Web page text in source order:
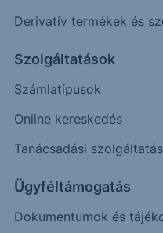
Derivatív termékek és
Szolgáltatások
Számlatípusok
Online kereskedés
Tanácsadási szolgáltatás
Ügyféltámogatás
Dokumentumok és